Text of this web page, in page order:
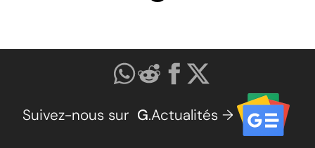
Suivez-nous sur G.Actualités →